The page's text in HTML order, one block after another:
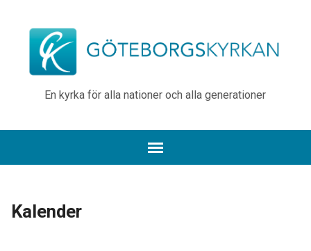
En kyrka för alla nationer och alla generationer
Kalender